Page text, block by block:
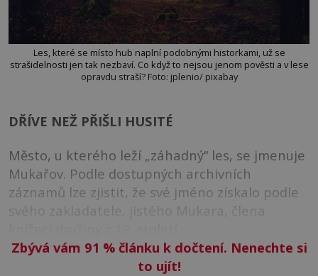
Les, které se místo hub naplní podobnými historkami, už se
strašidelnosti jen tak nezbaví. Co když to nejsou jenom pověsti a v lese
opravdu straší? Foto: jplenio/ pixabay
DŘÍVE NEŽ PŘIŠLI HUSITÉ
Město, u kterého leží „záhadný“ les, se jmenuje
Mukařov. Podle dostupných archivních
záznamů lze zjistit, že své jméno získalo podle
svého zakladatele, jistého Mukara, člena
Zbývá vám 91 %článku k dočtení. Nenechte si
to ujít!